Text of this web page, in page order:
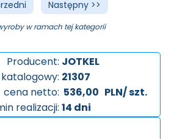
Następny >>
w ramach tej kategorii
Producent: JOTKEL
katalogowy: 21307
cena netto: 536,00 PLN/ szt.
realizacji: 14 dni